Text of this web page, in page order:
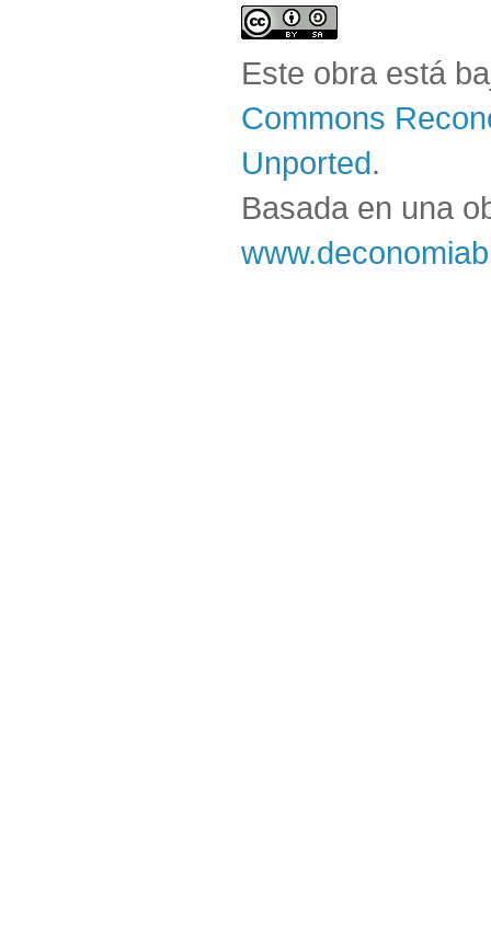
Este obra está
Commons
Unported.
Basada en una